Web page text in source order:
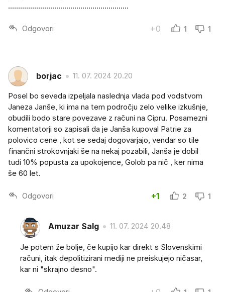
............................................................
Odgovori +0 1 1
borjac 11. 07. 2024 20.20
Posel bo seveda izpeljala naslednja vlada pod vodstvom
Janeza Janše, ki ima na tem področju zelo velike izkušnje,
obudili bodo stare povezave z računi na Cipru. Posamezni
komentatorji so zapisali da je Janša kupoval Patrie za
polovico cene , kot se sedaj dogovarjajo, vendar so tile
finančni strokovnjaki še na nekaj pozabili, Janša je dobil
tudi 10% popusta za upokojence, Golob pa nič , ker nima
še 60 let.
Odgovori +1 2 1
Amuzar Salg 11. 07. 2024 20.48
Je potem že bolje, če kupijo kar direkt s Slovenskimi
računi, itak depolitizirani mediji ne preiskujejo ničasar,
kar ni "skrajno desno".